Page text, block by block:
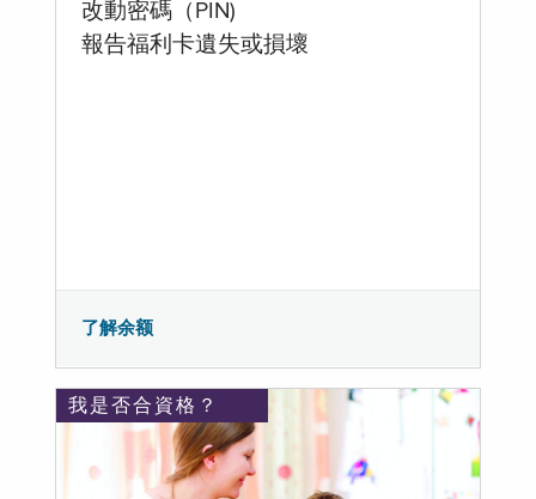
改動密碼（PIN)
報告福利卡遺失或損壞
了解余额
我是否合資格？